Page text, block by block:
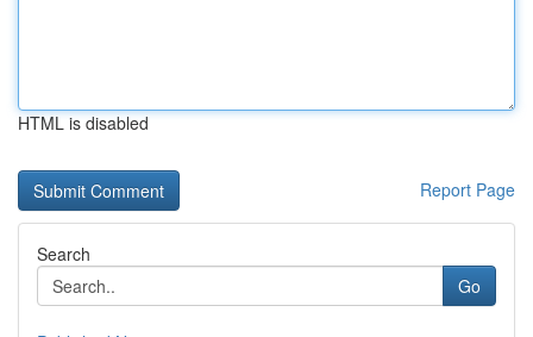
HTML is disabled
Report Page
Search
Go